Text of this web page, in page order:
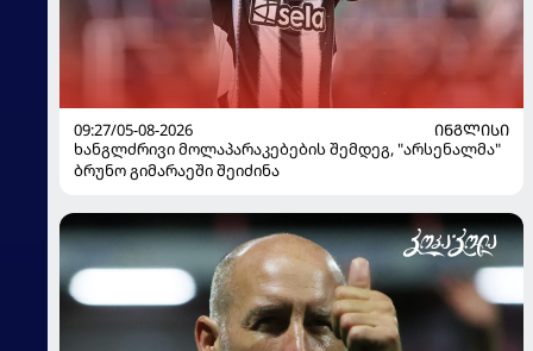
09:27/05-08-2026
ᲘᲜᲒᲚᲘᲡᲘ
ხანგლძრივი მოლაპარაკებების შემდეგ, "არსენალმა"
ბრუნო გიმარაეში შეიძინა